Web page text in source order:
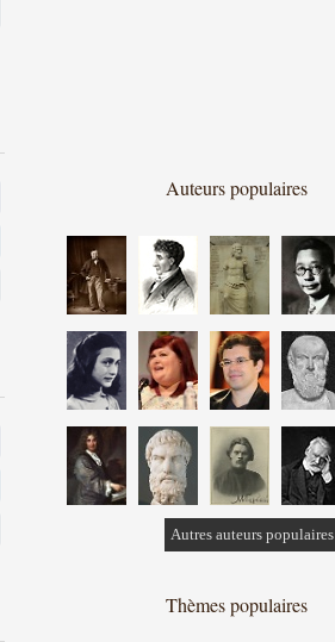
Auteurs populaires
Autres auteurs populaires
Thèmes populaires